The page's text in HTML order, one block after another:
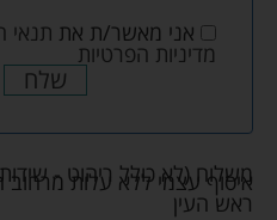
אני מאשר/ת את תנאי
מדיניות הפרטיות
שלח
משלוח (לא כולל ריהוט -
ראש העין